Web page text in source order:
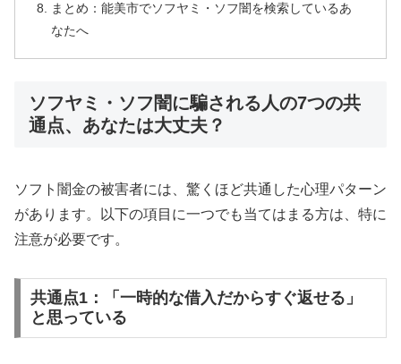
まとめ：能美市でソフヤミ・ソフ闇を検索しているあ
なたへ
ソフヤミ・ソフ闇に騙される人の7つの共
通点、あなたは大丈夫？
ソフト闇金の被害者には、驚くほど共通した心理パターン
があります。以下の項目に一つでも当てはまる方は、特に
注意が必要です。
共通点1：「一時的な借入だからすぐ返せる」
と思っている